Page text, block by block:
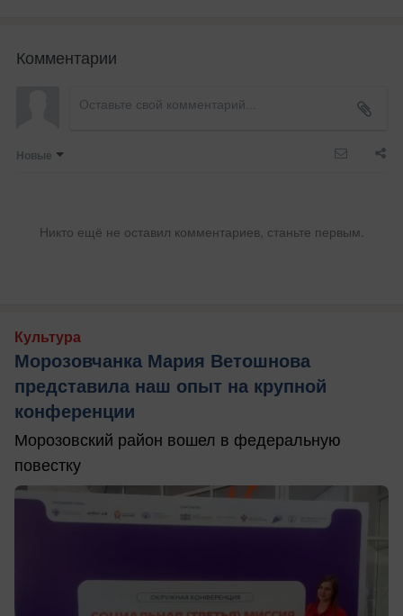
Комментарии
Новые
Никто ещё не оставил комментариев, станьте первым.
Культура
Морозовчанка Мария Ветошнова
представила наш опыт на крупной
конференции
Морозовский район вошел в федеральную
повестку